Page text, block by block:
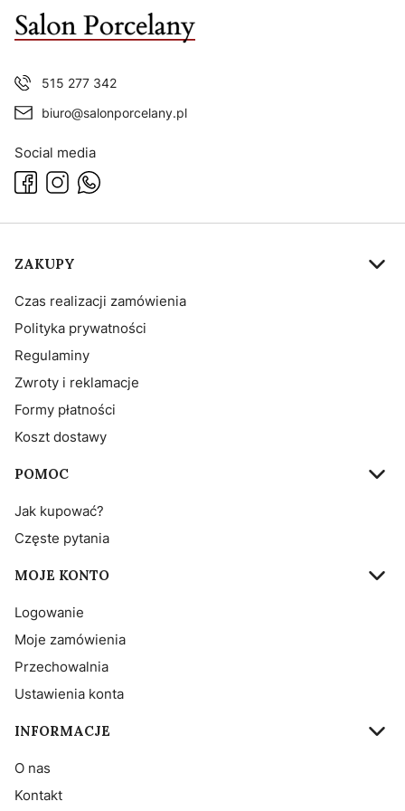
515 277 342
biuro@salonporcelany.pl
Social media
Linki w stopce
ZAKUPY
Czas realizacji zamówienia
Polityka prywatności
Regulaminy
Zwroty i reklamacje
Formy płatności
Koszt dostawy
POMOC
Jak kupować?
Częste pytania
MOJE KONTO
Logowanie
Moje zamówienia
Przechowalnia
Ustawienia konta
INFORMACJE
O nas
Kontakt